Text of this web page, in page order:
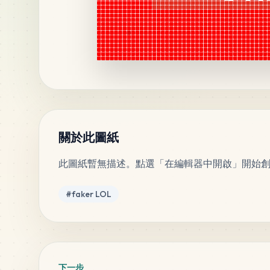
關於此圖紙
此圖紙暫無描述。點選「在編輯器中開啟」開始
標籤
#faker LOL